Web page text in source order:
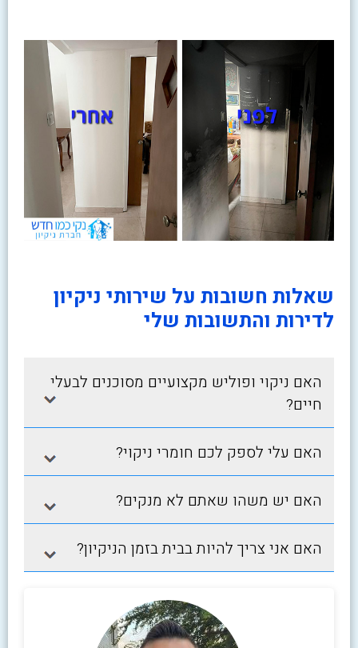
שאלות חשובות על שירותי ניקיון
לדירות והתשובות שלי
האם ניקוי ופוליש מקצועיים מסוכנים לבעלי
חיים?
האם עלי לספק לכם חומרי ניקוי?
האם יש משהו שאתם לא מנקים?
האם אני צריך להיות בבית בזמן הניקיון?